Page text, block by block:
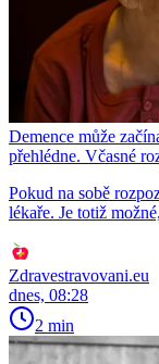
Demence může
přehlédne. Včasné
Pokud na sobě
lékaře. Je totiž
Zdravestravovani.eu
dnes, 08:28
2 min